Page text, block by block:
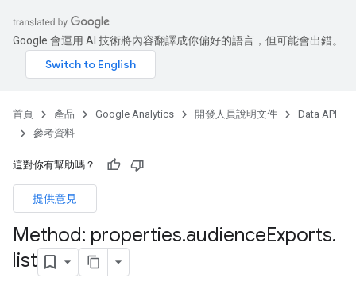
Google 會運用 AI 技術將內容翻譯成你偏好的語言，但可能會出錯。
首頁 產品 Google Analytics 開發人員說明文件
Data API
參考資料
這對你有幫助嗎？
提供意見
Method: properties.audienceExports.
list